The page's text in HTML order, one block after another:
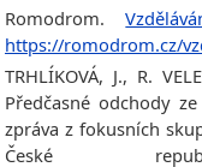
Romodrom.
https://romodrom.cz/
TRHLÍKOVÁ, J., R.
Předčasné odchody
zpráva z fokusních
České